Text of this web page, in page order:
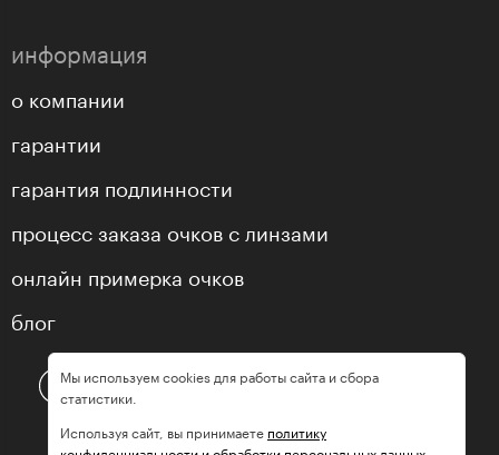
информация
о компании
гарантии
гарантия подлинности
процесс заказа очков с линзами
онлайн примерка очков
блог
Мы используем cookies для работы сайта и сбора
статистики.
Используя сайт, вы принимаете политику